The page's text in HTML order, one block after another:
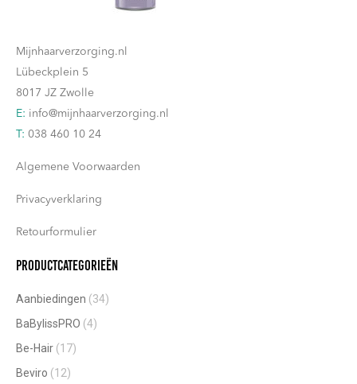
Mijnhaarverzorging.nl
Lübeckplein 5
8017 JZ Zwolle
E: info@mijnhaarverzorging.nl
T: 038 460 10 24
Algemene Voorwaarden
Privacyverklaring
Retourformulier
Productcategorieën
Aanbiedingen (34)
BaBylissPRO (4)
Be-Hair (17)
Beviro (12)